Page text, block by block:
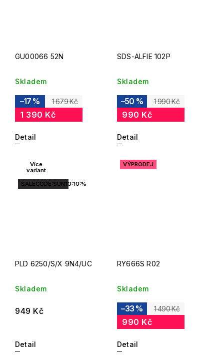
GU00066 52N
Skladem
1 679 Kč
–17 %
1 390 Kč
Detail
SDS-ALFIE 102P
Skladem
1 990 Kč
–50 %
990 Kč
Detail
Více
variant
SALECODE:SUN10:10:%
PLD 6250/S/X 9N4/UC
Skladem
949 Kč
Detail
VÝPRODEJ
RY666S R02
Skladem
1 490 Kč
–33 %
990 Kč
Detail